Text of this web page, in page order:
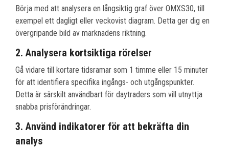
Börja med att analysera en långsiktig graf över OMXS30, till
exempel ett dagligt eller veckovist diagram. Detta ger dig en
övergripande bild av marknadens riktning.
2. Analysera kortsiktiga rörelser
Gå vidare till kortare tidsramar som 1 timme eller 15 minuter
för att identifiera specifika ingångs- och utgångspunkter.
Detta är särskilt användbart för daytraders som vill utnyttja
snabba prisförändringar.
3. Använd indikatorer för att bekräfta din
analys